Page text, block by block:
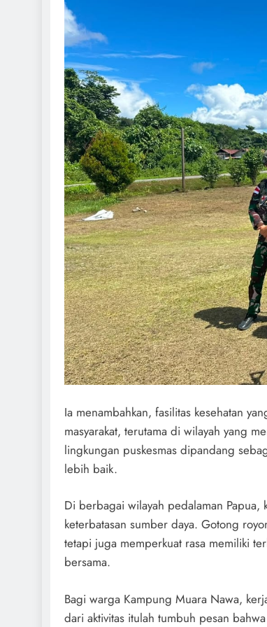
Ia menambahkan, fasilitas kesehatan
masyarakat, terutama di wilayah yang
lingkungan puskesmas dipandang
lebih baik.
Di berbagai wilayah pedalaman Papua,
keterbatasan sumber daya. Gotong
tetapi juga memperkuat rasa memiliki
bersama.
Bagi warga Kampung Muara Nawa,
dari aktivitas itulah tumbuh pesan